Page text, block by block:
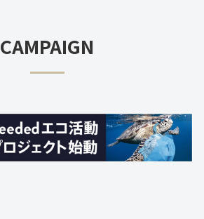
CAMPAIGN